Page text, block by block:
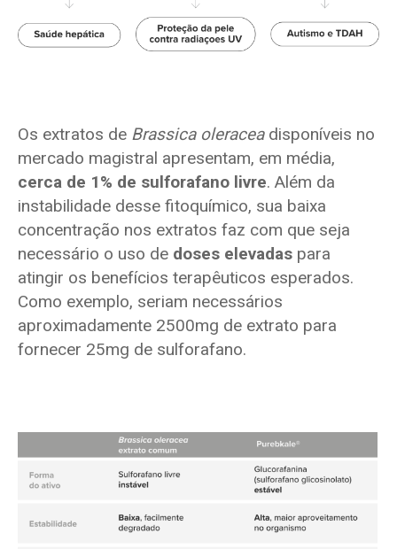
Os extratos de Brassica oleraceadisponíveis no
mercado magistral apresentam, em média,
cerca de 1% de sulforafano livre. Além da
instabilidade desse fitoquímico, sua baixa
concentração nos extratos faz com que seja
necessário o uso de doses elevadas para
atingir os benefícios terapêuticos esperados.
Como exemplo, seriam necessários
aproximadamente 2500mg de extrato para
fornecer 25mg de sulforafano.